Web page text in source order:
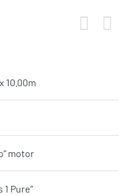
10.00m
motor
Pure”